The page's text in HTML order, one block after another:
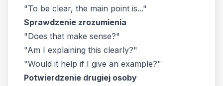
"To be clear, the main point is..."
Sprawdzenie zrozumienia
"Does that make sense?"
"Am I explaining this clearly?"
"Would it help if I give an example?"
Potwierdzenie drugiej osoby